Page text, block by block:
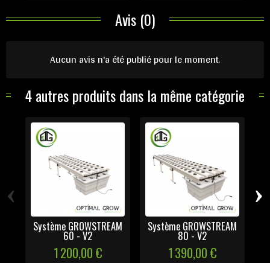
Avis (0)
Aucun avis n'a été publié pour le moment.
4 autres produits dans la même catégorie
Système GROWSTREAM
60 - V2
1 200,00 €
Système GROWSTREAM
80 - V2
1 390,00 €
‹ ›